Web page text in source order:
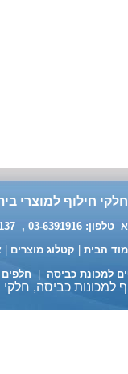
חילוף למוצרי
הבית
קטלוג מוצרים
למכונת כביסה חלפים
למכונות כביסה,